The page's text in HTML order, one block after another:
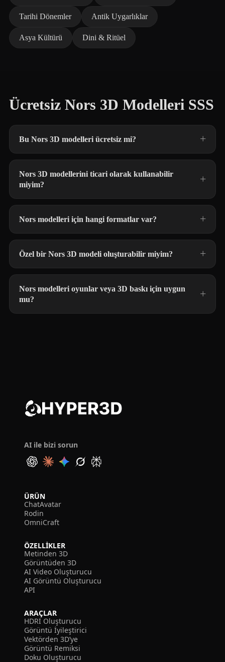
Tarihi Dönemler Antik Uygarlıklar
Asya Kültürü Dini & Ritüel
Ücretsiz Nors 3D Modelleri SSS
Bu Nors 3D modelleri ücretsiz mi?
Nors 3D modellerini ticari olarak kullanabilir
miyim?
Nors modelleri için hangi formatlar var?
Özel bir Nors 3D modeli oluşturabilir miyim?
Nors modelleri oyunlar veya 3D baskı için uygun
mu?
AI ile bizi sorun
ÜRÜN
ChatAvatar
Rodin
OmniCraft
ÖZELLIKLER
Metinden 3D
Görüntüden 3D
AI Video Oluşturucu
AI Görüntü Oluşturucu
API
ARAÇLAR
HDRI Oluşturucu
Görüntü İyileştirici
Vektörden 3D’ye
Görüntü Remiksi
Doku Oluşturucu